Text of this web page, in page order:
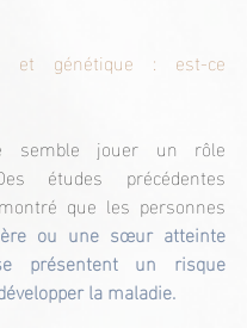
et génétique : est-ce
semble jouer un rôle
études précédentes
que les personnes
ou une sœur atteinte
présentent un risque
la maladie.